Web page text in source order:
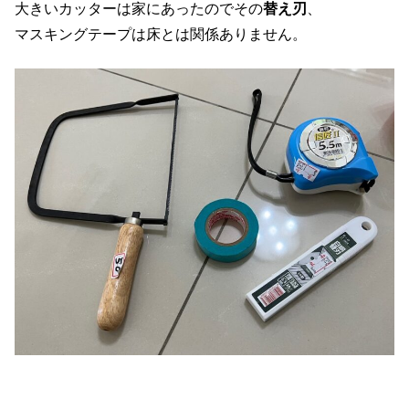
大きいカッターは家にあったのでその替え刃
マスキングテープは床とは関係ありません。